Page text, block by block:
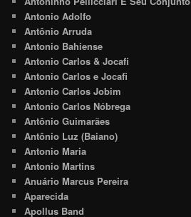
Antonio Adolfo
Antônio Arruda
Antonio Bahiense
Antonio Carlos & Jocafi
Antonio Carlos e Jocafi
Antonio Carlos Jobim
Antonio Carlos Nóbrega
Antônio Guimarães
Antônio Luz (Baiano)
Antonio Maria
Antonio Martins
Anuário Marcus Pereira
Aparecida
Apollus Band